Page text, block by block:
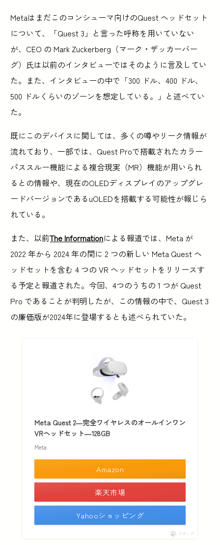
Metaはまだこのコンシューマ向けのQuest ヘッドセット
について、「Quest 3」と言った呼称を用いていない
が、CEO の Mark Zuckerberg（マーク・ザッカーバー
グ）氏は以前のインタビューではそのように言及してい
た。また、インタビューの中で「300 ドル、400 ドル、
500 ドルくらいのゾーンを想定している。」と述べてい
た。
既にこのデバイスに関しては、多くの噂やリーク情報が
流れており、一部では、Quest Proで搭載されたカラー
パススルー機能による複合現実（MR）機能が用いられ
るとの情報や、現在のOLEDディスプレイのアップグレ
ードバージョンであるuOLEDを搭載する可能性が報じら
れている。
また、以前The Informationによる報道では、Meta が
2022 年から 2024 年の間に 2 つの新しい Meta Quest ヘ
ッドセットを含む 4 つの VR ヘッドセットをリリースす
る予定と報道された。今回、4つのうちの 1 つが Quest
Pro であることが判明したが、この情報の中で、Quest 3
の廉価版が2024年に登場するとも述べられていた。
Meta Quest 2—完全ワイヤレスのオールインワン
VRヘッドセット—128GB
Meta
Amazon
楽天市場
Yahooショッピング
ポチップ